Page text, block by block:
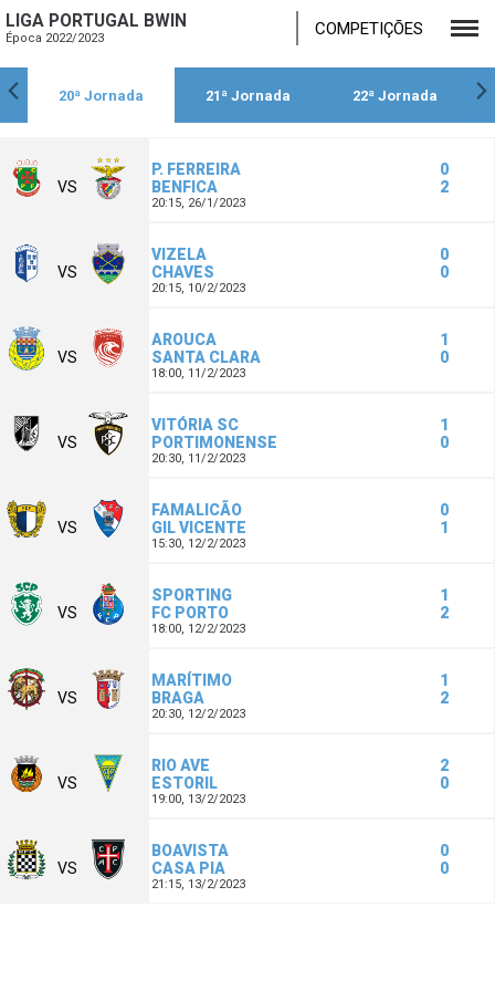
LIGA PORTUGAL BWIN
Época 2022/2023 COMPETIÇÕES
20ª Jornada 21ª Jornada 22ª Jornada
VS
P. FERREIRA
0
BENFICA
2
20:15, 26/1/2023
VS
VIZELA
0
CHAVES
0
20:15, 10/2/2023
VS
AROUCA
1
SANTA CLARA
0
18:00, 11/2/2023
VS
VITÓRIA SC
1
PORTIMONENSE
0
20:30, 11/2/2023
VS
FAMALICÃO
0
GIL VICENTE
1
15:30, 12/2/2023
VS
SPORTING
1
FC PORTO
2
18:00, 12/2/2023
VS
MARÍTIMO
1
BRAGA
2
20:30, 12/2/2023
VS
RIO AVE
2
ESTORIL
0
19:00, 13/2/2023
VS
BOAVISTA
0
CASA PIA
0
21:15, 13/2/2023